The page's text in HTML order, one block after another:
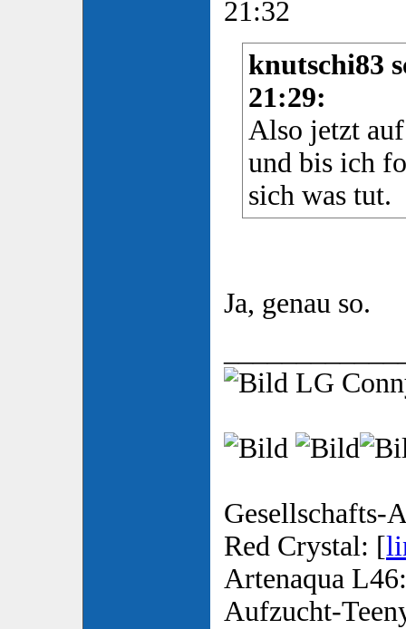
21:32
knutschi83
21:29:
Also jetzt
und bis ich
sich was tut.
Ja, genau so.
LG
Gesellschafts-
Red Crystal: [
Artenaqua
Aufzucht-